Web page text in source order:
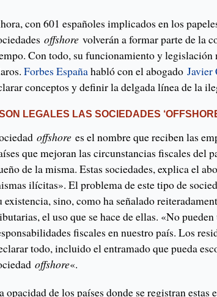
con 601 españoles implicados en los
offshore volverán a formar parte de la
Con todo, su funcionamiento y legislación
Forbes Españahabló con el abogadoJavier
conceptos y definir la delgada línea de la
LEGALES LAS SOCIEDADES
offshore es el nombre que reciben las
que mejoran las circunstancias fiscales del
de la misma. Estas sociedades, explica el
ilícitas». El problema de este tipo de
existencia, sino, como ha señalado
el uso que se hace de ellas. «No
fiscales en nuestro país. Los
todo, incluido el entramado que pueda
offshore«.
opacidad de los países donde se registran estas